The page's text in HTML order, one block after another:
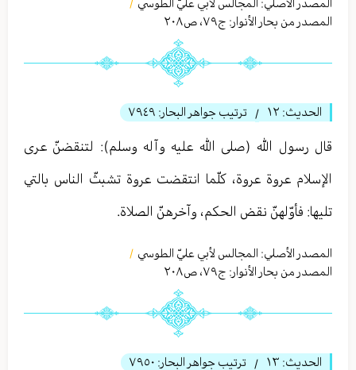
/
المصدر من بحار الأنوار: ج٧٩، ص٢٠٨
الحديث: ١٢ / ترتيب جواهر البحار: ٧٩٤٩
قال رسول الله (صلى الله عليه وآله وسلم): لتنقضنّ عرى
الإسلام عروة عروة، كلّما انتقضت عروة تشبثّ الناس بالتي
تليها: فأوّلهنّ نقض الحكم، وآخرهنّ الصلاة.
المصدر الأصلي: المجالس لأبي عليّ الطوسي /
المصدر من بحار الأنوار: ج٧٩، ص٢٠٨
الحديث: ١٣ / ترتيب جواهر البحار: ٧٩٥٠